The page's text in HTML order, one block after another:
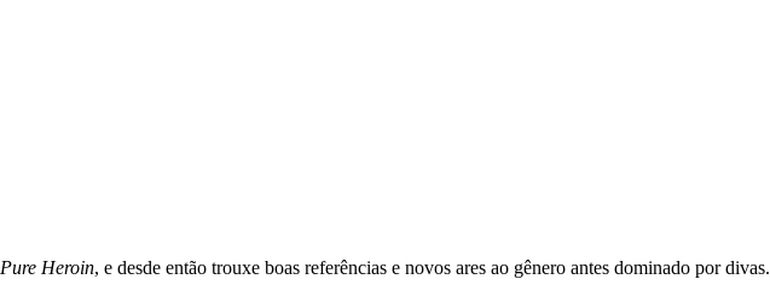
Pure Heroin, e desde então trouxe boas referências e novos ares ao gênero antes dominado por divas.